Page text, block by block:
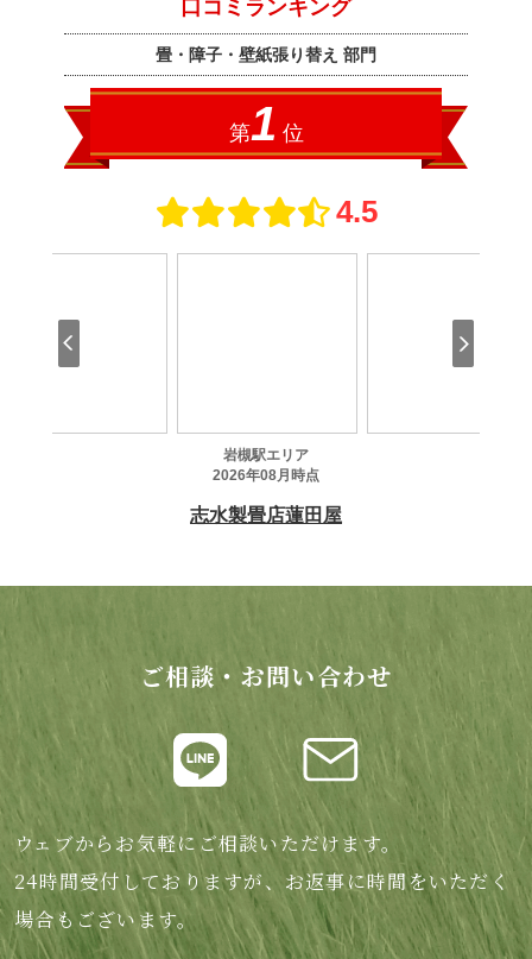
ご相談・お問い合わせ
ウェブからお気軽にご相談いただけます。
24時間受付しておりますが、お返事に時間をいただく
場合もございます。